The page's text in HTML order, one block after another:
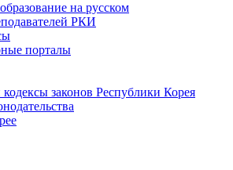
на русском
РКИ
порталы
законов Республики Корея